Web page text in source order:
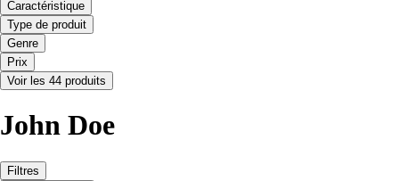
Caractéristique
Type de produit
Genre
Prix
Voir les 44 produits
John Doe
Filtres